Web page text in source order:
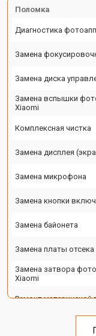
Поломка
Диагностика
Замена
Замена диска
Замена вспышки
Xiaomi
Комплексная чистка
Замена дисплея
Замена микрофона
Замена кнопки
Замена байонета
Замена платы
Замена затвора
Xiaomi
Ремонт материнской
Чистка матрицы